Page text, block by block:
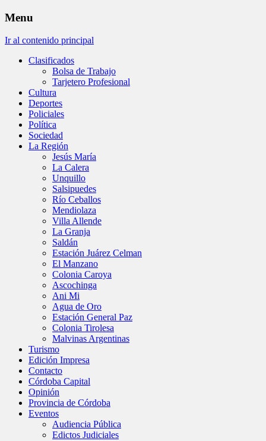
Menu
Ir al contenido principal
Clasificados
Bolsa de Trabajo
Tarjetero Profesional
Cultura
Deportes
Policiales
Política
Sociedad
La Región
Jesús María
La Calera
Unquillo
Salsipuedes
Río Ceballos
Mendiolaza
Villa Allende
La Granja
Saldán
Estación Juárez Celman
El Manzano
Colonia Caroya
Ascochinga
Ani Mi
Agua de Oro
Estación General Paz
Colonia Tirolesa
Malvinas Argentinas
Turismo
Edición Impresa
Contacto
Córdoba Capital
Opinión
Provincia de Córdoba
Eventos
Audiencia Pública
Edictos Judiciales